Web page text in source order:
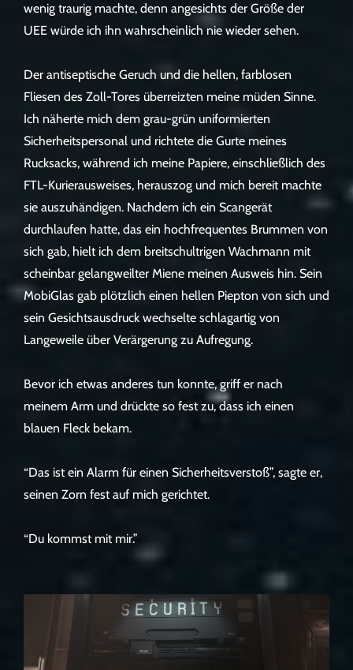
wenig traurig machte, denn angesichts der Größe der
UEE würde ich ihn wahrscheinlich nie wieder sehen.
Der antiseptische Geruch und die hellen, farblosen
Fliesen des Zoll-Tores überreizten meine müden Sinne.
Ich näherte mich dem grau-grün uniformierten
Sicherheitspersonal und richtete die Gurte meines
Rucksacks, während ich meine Papiere, einschließlich des
FTL-Kurierausweises, herauszog und mich bereit machte
sie auszuhändigen. Nachdem ich ein Scangerät
durchlaufen hatte, das ein hochfrequentes Brummen von
sich gab, hielt ich dem breitschultrigen Wachmann mit
scheinbar gelangweilter Miene meinen Ausweis hin. Sein
MobiGlas gab plötzlich einen hellen Piepton von sich und
sein Gesichtsausdruck wechselte schlagartig von
Langeweile über Verärgerung zu Aufregung.
Bevor ich etwas anderes tun konnte, griff er nach
meinem Arm und drückte so fest zu, dass ich einen
blauen Fleck bekam.
“Das ist ein Alarm für einen Sicherheitsverstoß”, sagte er,
seinen Zorn fest auf mich gerichtet.
“Du kommst mit mir.”
.